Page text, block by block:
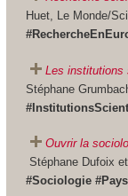
Huet, Le Monde/
Les institutions
Stéphane
Ouvrir la
Stéphane Dufoix
#Sociologie